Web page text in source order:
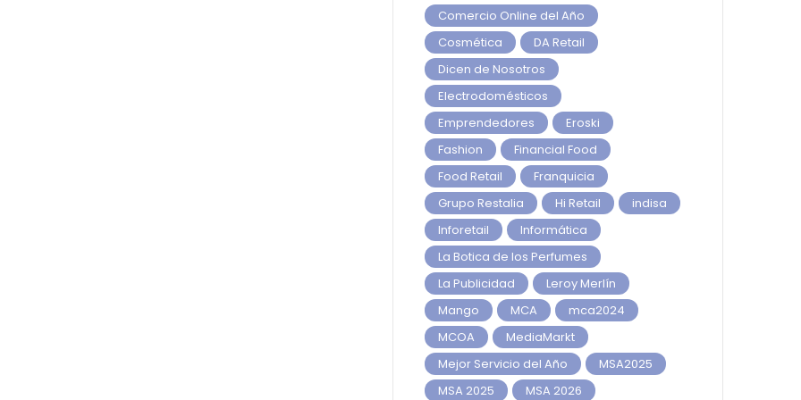
Comercio Online del Año
Cosmética
DA Retail
Dicen de Nosotros
Electrodomésticos
Emprendedores
Eroski
Fashion
Financial Food
Food Retail
Franquicia
Grupo Restalia
Hi Retail
indisa
Inforetail
Informática
La Botica de los Perfumes
La Publicidad
Leroy Merlín
Mango
MCA
mca2024
MCOA
MediaMarkt
Mejor Servicio del Año
MSA2025
MSA 2025
MSA 2026